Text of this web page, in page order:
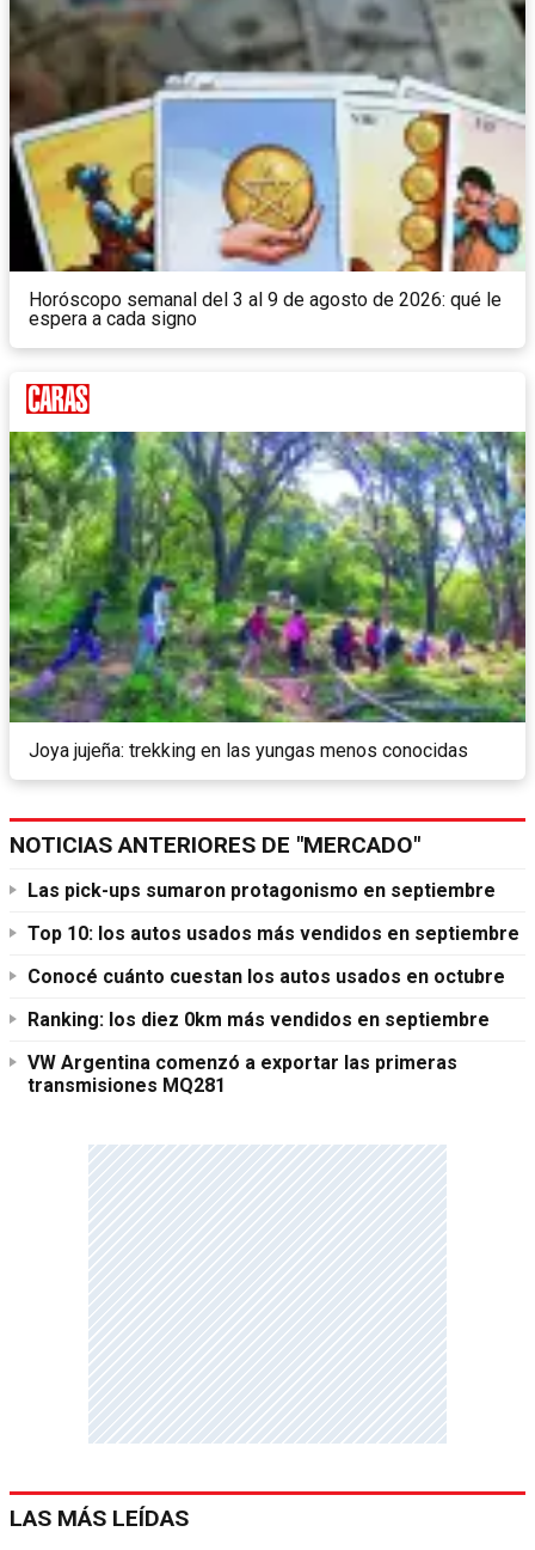
Horóscopo semanal del 3 al 9 de agosto de 2026: qué le
espera a cada signo
Joya jujeña: trekking en las yungas menos conocidas
NOTICIAS ANTERIORES DE "MERCADO"
Las pick-ups sumaron protagonismo en septiembre
Top 10: los autos usados más vendidos en septiembre
Conocé cuánto cuestan los autos usados en octubre
Ranking: los diez 0km más vendidos en septiembre
VW Argentina comenzó a exportar las primeras
transmisiones MQ281
LAS MÁS LEÍDAS